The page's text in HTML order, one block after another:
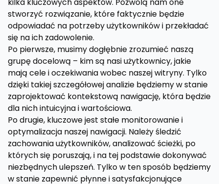
stworzyć rozwiązanie, które faktycznie będzie
odpowiadać na potrzeby użytkowników i przekładać
się na ich zadowolenie.
Po pierwsze, musimy dogłębnie zrozumieć naszą
grupę docelową – kim są nasi użytkownicy, jakie
mają cele i oczekiwania wobec naszej witryny. Tylko
dzięki takiej szczegółowej analizie będziemy w stanie
zaprojektować kontekstową nawigację, która będzie
dla nich intuicyjna i wartościowa.
Po drugie, kluczowe jest stałe monitorowanie i
optymalizacja naszej nawigacji. Należy śledzić
zachowania użytkowników, analizować ścieżki, po
których się poruszają, i na tej podstawie dokonywać
niezbędnych ulepszeń. Tylko w ten sposób będziemy
w stanie zapewnić płynne i satysfakcjonujące